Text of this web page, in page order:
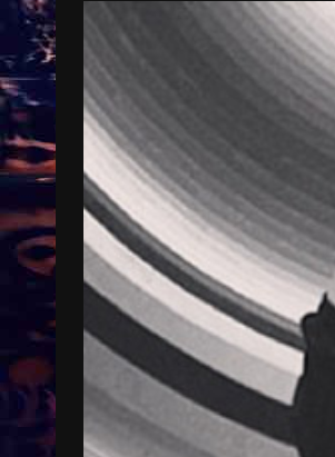
9 months ago